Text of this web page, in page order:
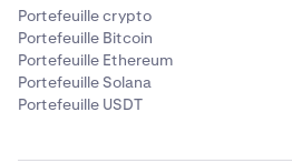
Portefeuille crypto
Portefeuille Bitcoin
Portefeuille Ethereum
Portefeuille Solana
Portefeuille USDT